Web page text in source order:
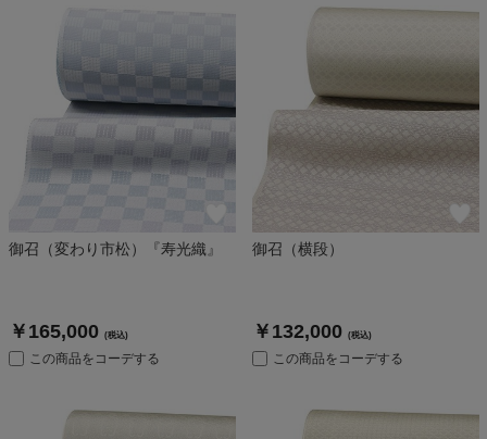
御召（変わり市松）『寿光織』
￥165,000 (税込)
この商品をコーデする
御召（横段）
￥132,000 (税込)
この商品をコーデする